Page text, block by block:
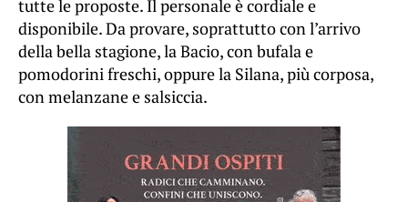
tutte le proposte. Il personale è cordiale e
disponibile. Da provare, soprattutto con l’arrivo
della bella stagione, la Bacio, con bufala e
pomodorini freschi, oppure la Silana, più corposa,
con melanzane e salsiccia.